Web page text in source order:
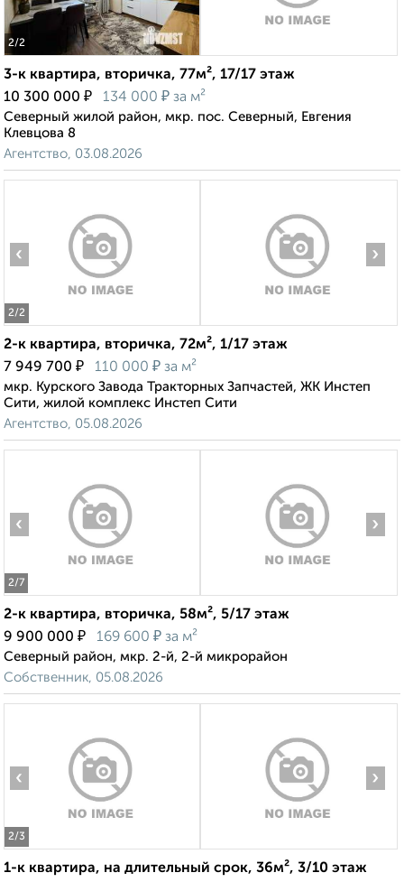
2/2
3-к квартира, вторичка, 77м², 17/17 этаж
10 300 000 ₽ 134 000 ₽ за м²
Северный жилой район, мкр. пос. Северный, Евгения
Клевцова 8
Агентство, 03.08.2026
2/2
‹ ›
2-к квартира, вторичка, 72м², 1/17 этаж
7 949 700 ₽ 110 000 ₽ за м²
мкр. Курского Завода Тракторных Запчастей, ЖК Инстеп
Сити, жилой комплекс Инстеп Сити
Агентство, 05.08.2026
2/7
‹ ›
2-к квартира, вторичка, 58м², 5/17 этаж
9 900 000 ₽ 169 600 ₽ за м²
Северный район, мкр. 2-й, 2-й микрорайон
Собственник, 05.08.2026
2/3
‹ ›
1-к квартира, на длительный срок, 36м², 3/10 этаж